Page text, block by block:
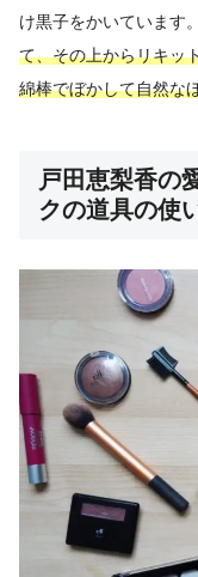
け黒子をかいています
て、その上からリキッ
綿棒でぼかして自然な
戸田恵梨香の
クの道具の使